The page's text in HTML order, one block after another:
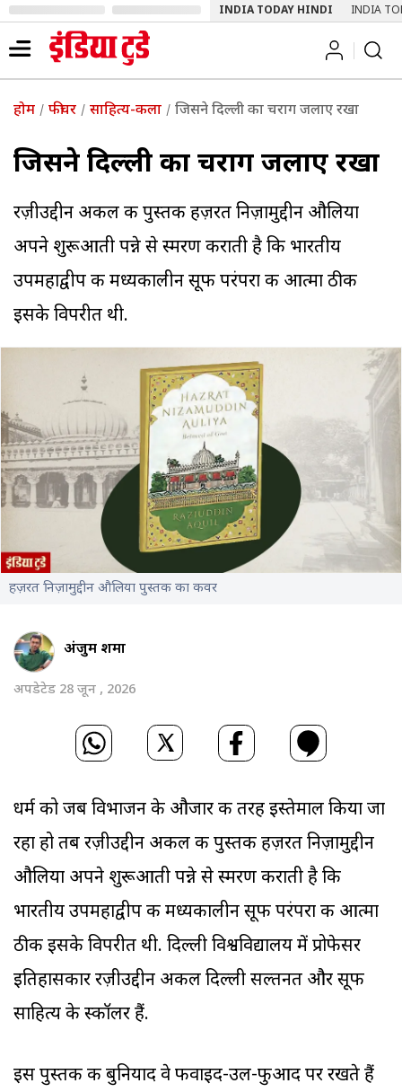
INDIA TODAY HINDI INDIA
होम फीचर साहित्य-कला जिसने दिल्ली का चराग जलाए रखा
जिसने दिल्ली का चराग जलाए रखा
रज़ीउद्दीन अकील की पुस्तक हज़रत निज़ामुद्दीन औलिया
अपने शुरूआती पन्ने से स्मरण कराती है कि भारतीय
उपमहाद्वीप की मध्यकालीन सूफी परंपरा की आत्मा ठीक
इसके विपरीत थी.
हज़रत निज़ामुद्दीन औलिया पुस्तक का कवर
अंजुम शर्मा
अपडेटेड 28 जून , 2026
धर्म को जब विभाजन के औजार की तरह इस्तेमाल किया जा
रहा हो तब रज़ीउद्दीन अकील की पुस्तकहज़रत निज़ामुद्दीन
औलिया अपने शुरूआती पन्ने से स्मरण कराती है कि
भारतीय उपमहाद्वीप की मध्यकालीन सूफी परंपरा की आत्मा
ठीक इसके विपरीत थी. दिल्ली विश्वविद्यालय में प्रोफेसर
इतिहासकार रज़ीउद्दीन अकील दिल्ली सल्तनत और सूफी
साहित्य के स्कॉलर हैं.
इस पुस्तक की बुनियाद वे फवाइद-उल-फुआद पर रखते हैं